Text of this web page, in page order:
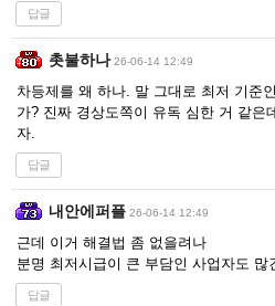
답글
촛불하나 26-06-14 12:49
차등제를 왜 하나. 말 그대로 최저 기준
가? 진짜 경상도쪽이 유독 심한 거 같은
자.
답글
내안에퍼플 26-06-14 12:49
근데 이거 해결법 좀 없을려나
분명 최저시급이 큰 부담인 사업자도 많
답글